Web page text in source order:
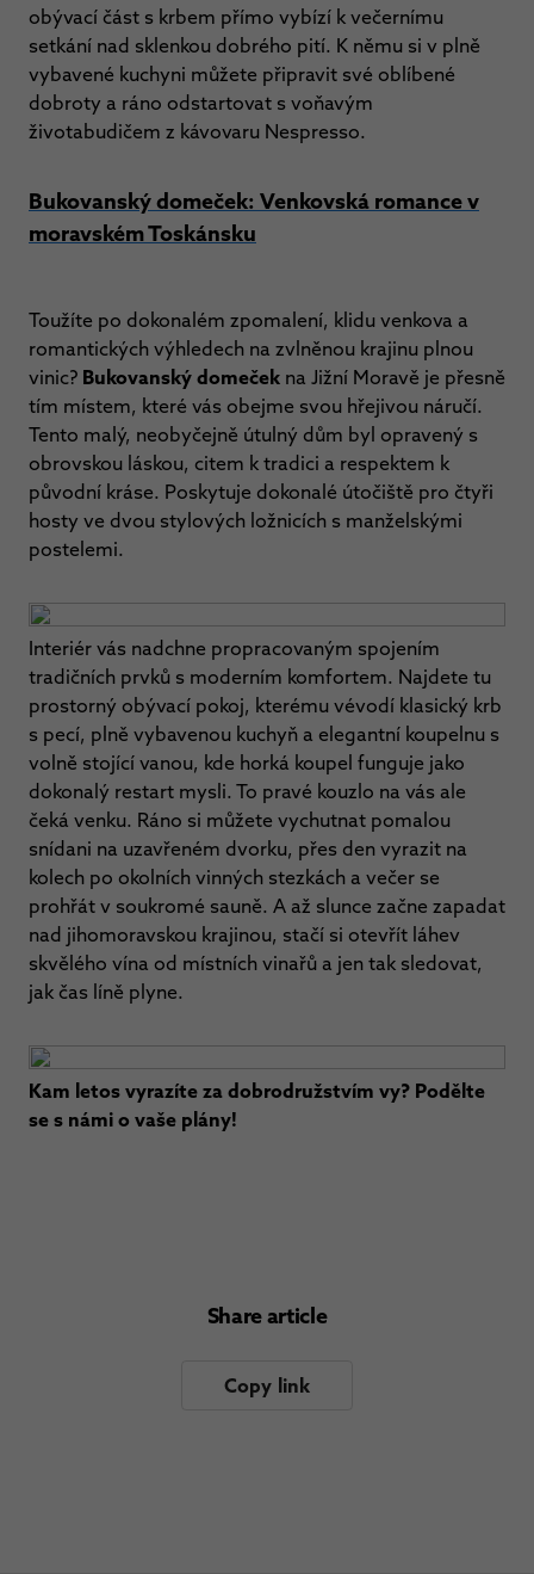
obývací část s krbem přímo vybízí k večernímu
setkání nad sklenkou dobrého pití. K němu si v plně
vybavené kuchyni můžete připravit své oblíbené
dobroty a ráno odstartovat s voňavým
životabudičem z kávovaru Nespresso.
Bukovanský domeček: Venkovská romance v
moravském Toskánsku
Toužíte po dokonalém zpomalení, klidu venkova a
romantických výhledech na zvlněnou krajinu plnou
vinic? Bukovanský domeček na Jižní Moravě je přesně
tím místem, které vás obejme svou hřejivou náručí.
Tento malý, neobyčejně útulný dům byl opravený s
obrovskou láskou, citem k tradici a respektem k
původní kráse. Poskytuje dokonalé útočiště pro čtyři
hosty ve dvou stylových ložnicích s manželskými
postelemi.
Interiér vás nadchne propracovaným spojením
tradičních prvků s moderním komfortem. Najdete tu
prostorný obývací pokoj, kterému vévodí klasický krb
s pecí, plně vybavenou kuchyň a elegantní koupelnu s
volně stojící vanou, kde horká koupel funguje jako
dokonalý restart mysli. To pravé kouzlo na vás ale
čeká venku. Ráno si můžete vychutnat pomalou
snídani na uzavřeném dvorku, přes den vyrazit na
kolech po okolních vinných stezkách a večer se
prohřát v soukromé sauně. A až slunce začne zapadat
nad jihomoravskou krajinou, stačí si otevřít láhev
skvělého vína od místních vinařů a jen tak sledovat,
jak čas líně plyne.
Kam letos vyrazíte za dobrodružstvím vy? Podělte
se s námi o vaše plány!
Share article
Copy link